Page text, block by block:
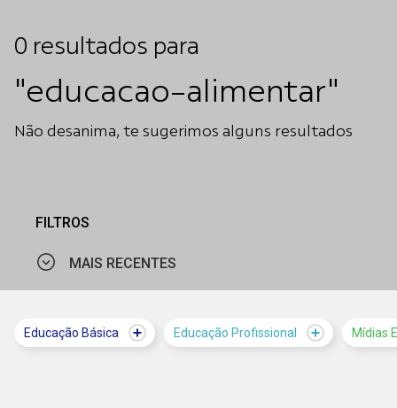
0 resultados para
"educacao-alimentar"
Não desanima, te sugerimos alguns resultados
FILTROS
MAIS RECENTES
Educação Básica Educação Profissional Mídias